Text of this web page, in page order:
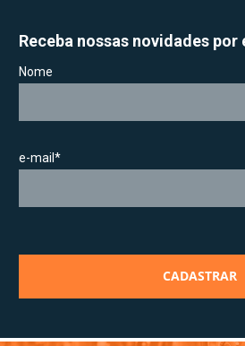
Receba nossas novidades por
Nome
e-mail*